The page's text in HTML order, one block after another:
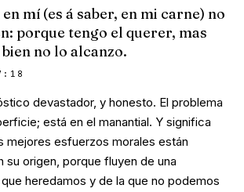
en mí (es á saber, en mi carne) no
porque tengo el querer, mas
no lo alcanzo.
devastador, y honesto. El problema
está en el manantial. Y significa
mejores esfuerzos morales están
su origen, porque fluyen de una
heredamos y de la que no podemos